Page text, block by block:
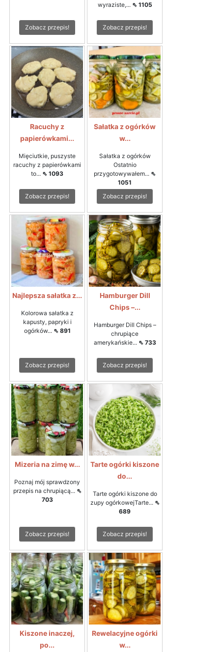
Zobacz przepis!
wyraziste,... ⇖ 1105
Zobacz przepis!
Racuchy z
papierówkami...
Mięciutkie, puszyste
racuchy z papierówkami
to... ⇖ 1093
Zobacz przepis!
Sałatka z ogórków
w...
Sałatka z ogórków
Ostatnio
przygotowywałem... ⇖
1051
Zobacz przepis!
Najlepsza sałatka z...
Kolorowa sałatka z
kapusty, papryki i
ogórków... ⇖ 891
Zobacz przepis!
Hamburger Dill
Chips –...
Hamburger Dill Chips –
chrupiące
amerykańskie... ⇖ 733
Zobacz przepis!
Mizeria na zimę w...
Poznaj mój sprawdzony
przepis na chrupiącą... ⇖
703
Zobacz przepis!
Tarte ogórki kiszone
do...
Tarte ogórki kiszone do
zupy ogórkowejTarte... ⇖
689
Zobacz przepis!
Kiszone inaczej,
po...
Rewelacyjne ogórki
w...